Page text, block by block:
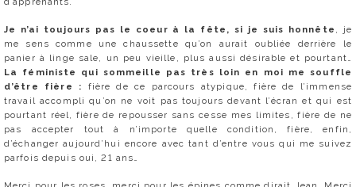
Je n’ai toujours pas le coeur à la fête, si je suis honnête , je
me sens comme une chaussette qu’on aurait oubliée derrière le
panier à linge sale, un peu vieille, plus aussi désirable et pourtant…
La féministe qui sommeille pas très loin en moi me souffle
d’être fière : fière de ce parcours atypique, fière de l’immense
travail accompli qu’on ne voit pas toujours devant l’écran et qui est
pourtant réel, fière de repousser sans cesse mes limites, fière de ne
pas accepter tout à n’importe quelle condition, fière, enfin,
d’échanger aujourd’hui encore avec tant d’entre vous qui me suivez
parfois depuis oui, 21 ans…